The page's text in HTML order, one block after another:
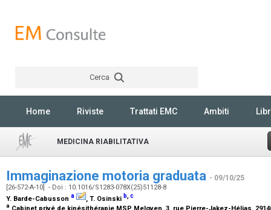
Cerca
Home Riviste Trattati EMC Ambiti
MEDICINA RIABILITATIVA
Immaginazione motoria graduata - 09/10/25
[26-572-A-10] - Doi : 10.1016/S1283-078X(25)51128-8
Y. Barde-Cabusson a , T. Osinski b,c
a Cabinet privé de kinésithérapie MSP Melgven, 3, rue Pierre-Jakez-Hélias,